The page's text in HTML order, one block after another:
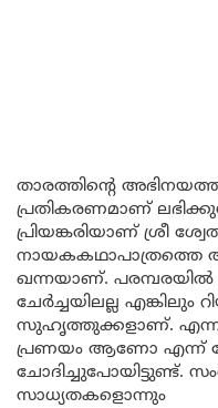
താരത്തിന്റെ
പ്രതികരണമാണ്
പ്രിയങ്കരിയാണ് ശ്രീ
നായകകഥാപാത്രത്തെ
ഖന്നയാണ്. പരമ്പരയിൽ
ചേർച്ചയിലല്ല
സുഹൃത്തുക്കളാണ്.
പ്രണയം ആണോ എന്ന്
ചോദിച്ചുപോയിട്ടുണ്ട്.
സാധ്യതകളൊന്നും